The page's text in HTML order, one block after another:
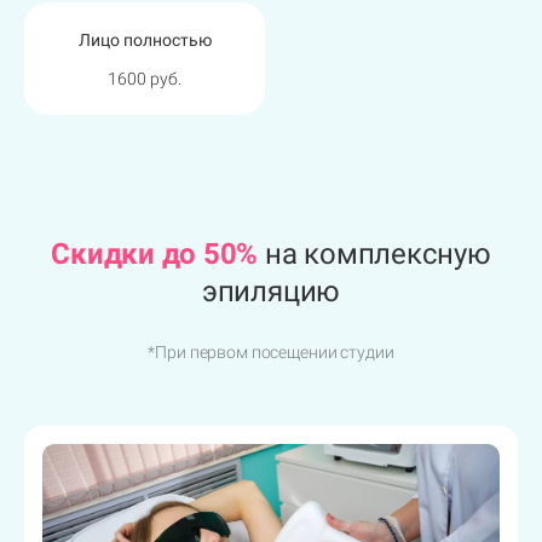
Лицо полностью
1600 руб.
Спина полностью
2300 руб.
Cкидки до 50% на комплексную
эпиляцию
*При первом посещении студии